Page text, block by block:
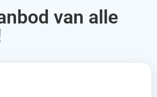
van alle